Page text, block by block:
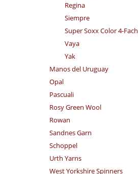
Regina
Siempre
Super Soxx Color 4-Fach
Vaya
Yak
Manos del Uruguay
Opal
Pascuali
Rosy Green Wool
Rowan
Sandnes Garn
Schoppel
Urth Yarns
West Yorkshire Spinners